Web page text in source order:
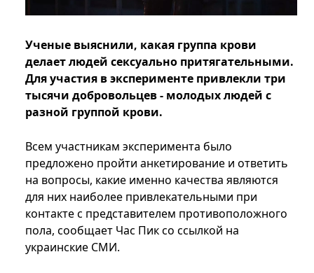
Ученые выяснили, какая группа крови
делает людей сексуально притягательными.
Для участия в эксперименте привлекли три
тысячи добровольцев - молодых людей с
разной группой крови.
Всем участникам эксперимента было
предложено пройти анкетирование и ответить
на вопросы, какие именно качества являются
для них наиболее привлекательными при
контакте с представителем противоположного
пола, сообщает Час Пик со ссылкой на
украинские СМИ.